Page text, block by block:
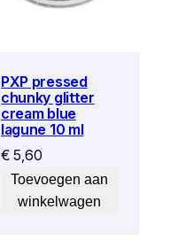
PXP pressed
chunky glitter
cream blue
lagune 10 ml
€ 5,60
Toevoegen aan
winkelwagen